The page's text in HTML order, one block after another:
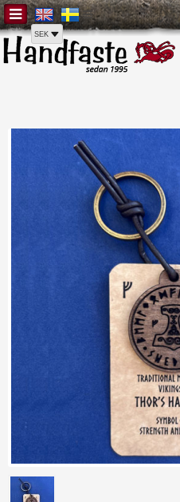
Hem/Present/Nyckelringar/
Present | Handfaste.se